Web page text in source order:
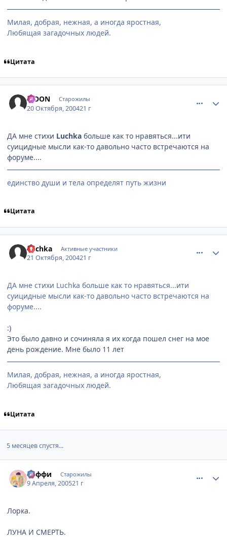
Милая, добрая, нежная, а иногда яростная,
Любящая загадочных людей.
Цитата
MOON Старожилы
20 Октября, 200421 г
ДА мне стихи Luchka больше как то нравяться...ити
суицидные мысли как-то давольно часто встречаются на
форуме....
единство души и тела определят путь жизни
Цитата
Luchka Активные участники
21 Октября, 200421 г
ДА мне стихи Luchka больше как то нравяться...ити
суицидные мысли как-то давольно часто встречаются на
форуме....
:)
Это было давно и сочиняла я их когда пошел снег на мое
день рождение. Мне было 11 лет
Милая, добрая, нежная, а иногда яростная,
Любящая загадочных людей.
Цитата
5 месяцев спустя...
Саффи Старожилы
9 Апреля, 200521 г
Лорка.
ЛУНА И СМЕРТЬ.